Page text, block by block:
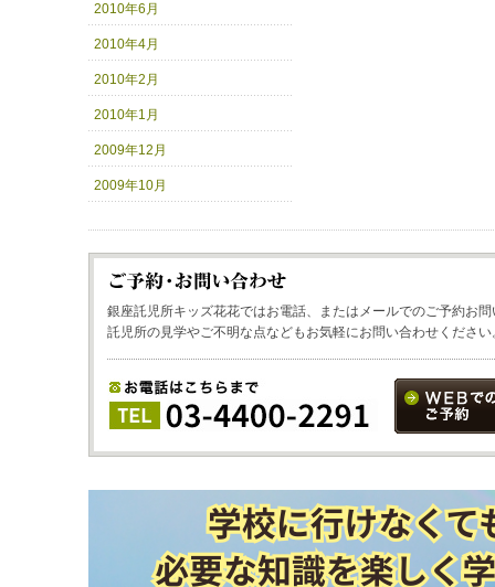
2010年6月
2010年4月
2010年2月
2010年1月
2009年12月
2009年10月
銀座託児所キッズ花花ではお電話、またはメールでのご予約お
託児所の見学やご不明な点などもお気軽にお問い合わせください